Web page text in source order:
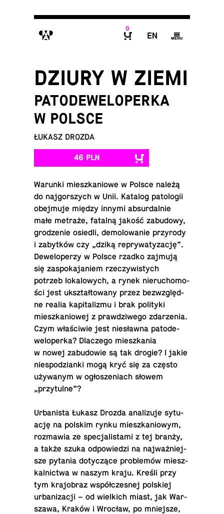
M
0
E g
DZIURY W ZIEMI
PATODEWELOPERKA
W POLSCE
ŁUKASZ DROZDA
46 PLN
Warunki miesz­ka­nio­we w Polsce należą
do naj­gor­szych w Unii. Katalog pa­to­lo­gii
obej­mu­je między innymi ab­sur­dal­nie
małe metraże, fatalną jakość za­bu­do­wy,
gro­dze­nie osiedli, de­mo­lo­wa­nie przy­ro­dy
i za­byt­ków czy „dziką re­pry­wa­ty­za­cję”.
De­we­lo­pe­rzy w Polsce rzadko zajmują
się za­spo­ka­ja­niem rze­czy­wi­stych
potrzeb lo­ka­lo­wych, a rynek nie­ru­cho­mo­
ści jest ukształ­to­wa­ny przez bez­względ­
ne realia ka­pi­ta­li­zmu i brak po­li­ty­ki
miesz­ka­nio­wej z praw­dzi­we­go zda­rze­nia.
Czym wła­ści­wie jest nie­sław­na pa­to­de­
we­lo­per­ka? Dla­cze­go miesz­ka­nia
w nowej za­bu­do­wie są tak drogie? I jakie
nie­spo­dzian­ki mogą kryć się za często
uży­wa­nym w ogło­sze­niach słowem
„przytulne”?
Urba­ni­sta Łukasz Drozda ana­li­zu­je sy­tu­
ację na polskim rynku miesz­ka­nio­wym,
roz­ma­wia ze spe­cja­li­sta­mi z tej branży,
a także szuka od­po­wie­dzi na naj­waż­niej­
sze pytania do­ty­czą­ce pro­ble­mów miesz­
kal­nic­twa w naszym kraju. Kreśli przy
tym kra­jo­braz współ­cze­snej pol­skiej
urba­ni­za­cji – od wiel­kich miast, jak War­
sza­wa, Kraków i Wrocław, po mniej­sze,